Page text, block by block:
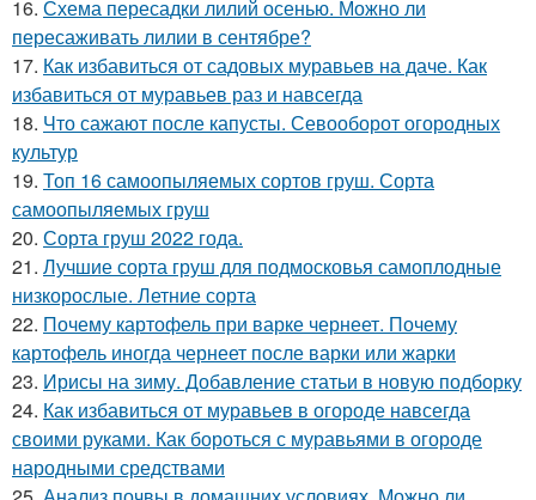
16. Схема пересадки лилий осенью. Можно ли
пересаживать лилии в сентябре?
17. Как избавиться от садовых муравьев на даче. Как
избавиться от муравьев раз и навсегда
18. Что сажают после капусты. Севооборот огородных
культур
19. Топ 16 самоопыляемых сортов груш. Сорта
самоопыляемых груш
20. Сорта груш 2022 года.
21. Лучшие сорта груш для подмосковья самоплодные
низкорослые. Летние сорта
22. Почему картофель при варке чернеет. Почему
картофель иногда чернеет после варки или жарки
23. Ирисы на зиму. Добавление статьи в новую подборку
24. Как избавиться от муравьев в огороде навсегда
своими руками. Как бороться с муравьями в огороде
народными средствами